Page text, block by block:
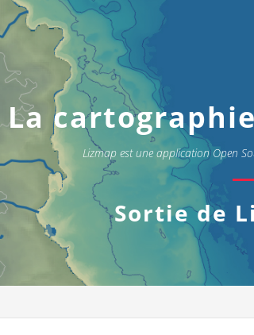
La
Lizmap est une application Open
Sortie de